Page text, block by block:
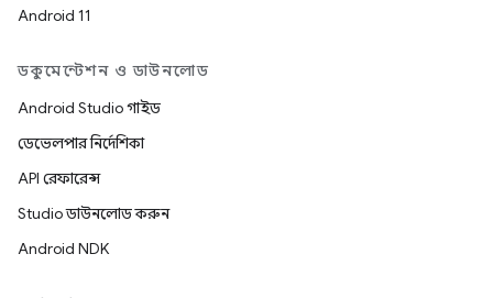
Android 11
ডকুমেন্টেশন ও ডাউনলোড
Android Studio গাইড
ডেভেলপার নির্দেশিকা
API রেফারেন্স
Studio ডাউনলোড করুন
Android NDK